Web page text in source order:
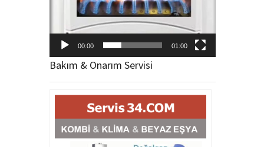
00:00 01:00
Bakım & Onarım Servisi